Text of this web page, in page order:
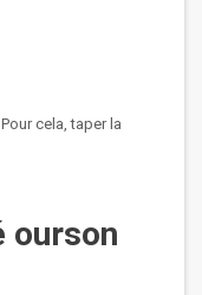
cela, taper la
ourson